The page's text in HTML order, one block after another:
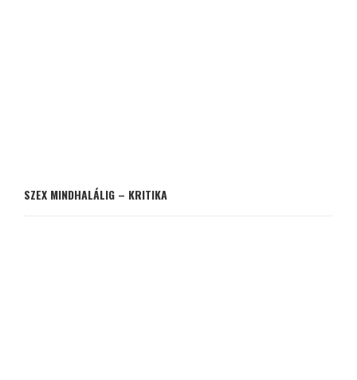
SZEX MINDHALÁLIG – KRITIKA